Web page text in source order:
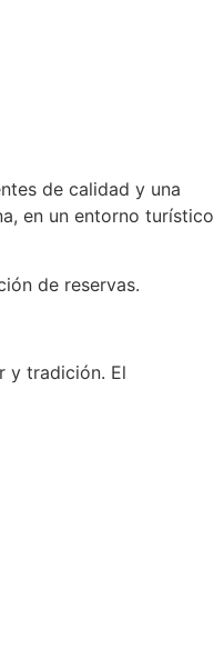
de calidad y una
en un entorno turístico
de reservas.
y tradición. El